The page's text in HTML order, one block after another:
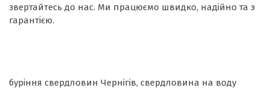
звертайтесь до нас. Ми працюємо швидко, надійно та з
гарантією.
буріння свердловин Чернігів, свердловина на воду